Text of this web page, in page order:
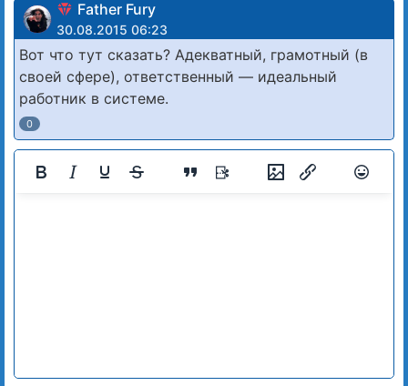
Father Fury
30.08.2015 06:23
Вот что тут сказать? Адекватный, грамотный (в
своей сфере), ответственный — идеальный
работник в системе.
0